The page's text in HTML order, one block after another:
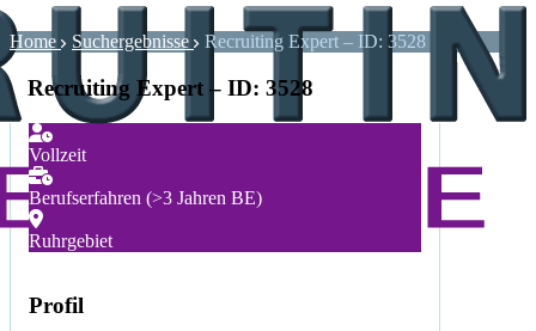
Home Suchergebnisse Recruiting Expert – ID: 3528
Recruiting Expert – ID: 3528
Vollzeit
Berufserfahren (>3 Jahren BE)
Ruhrgebiet
Profil